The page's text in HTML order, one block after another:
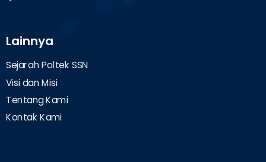
Lainnya
Sejarah Poltek SSN
Visi dan Misi
Tentang Kami
Kontak Kami